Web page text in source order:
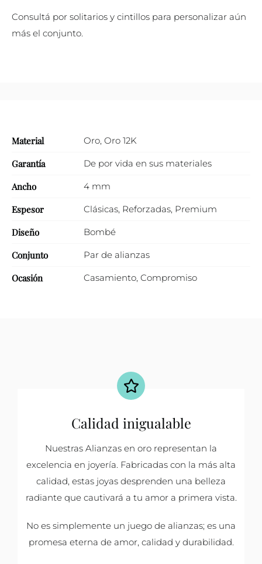
Consultá por solitarios y cintillos para personalizar aún
más el conjunto.
Material Oro, Oro 12K
Garantía De por vida en sus materiales
Ancho 4 mm
Espesor Clásicas, Reforzadas, Premium
Diseño Bombé
Conjunto Par de alianzas
Ocasión Casamiento, Compromiso
Calidad inigualable
Nuestras Alianzas en oro representan la
excelencia en joyería. Fabricadas con la más alta
calidad, estas joyas desprenden una belleza
radiante que cautivará a tu amor a primera vista.
No es simplemente un juego de alianzas; es una
promesa eterna de amor, calidad y durabilidad.